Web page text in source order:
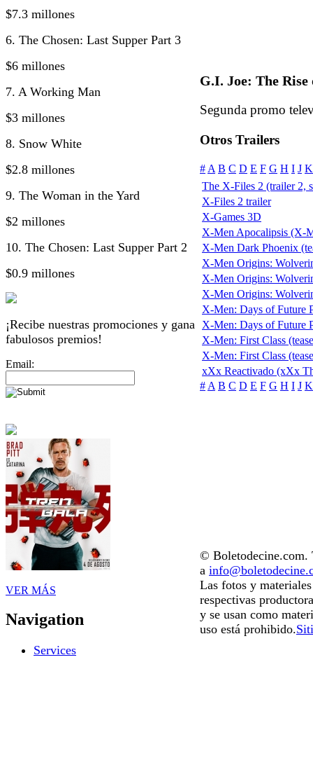
$7.3 millones
6. The Chosen: Last Supper Part 3
$6 millones
7. A Working Man
$3 millones
8. Snow White
$2.8 millones
9. The Woman in the Yard
$2 millones
10. The Chosen: Last Supper Part 2
$0.9 millones
¡Recibe nuestras promociones y gana
fabulosos premios!
Email:
VER MÁS
Navigation
Services
G.I. Joe: The
Segunda promo
Otros Trailers
# A B C D E F G H I J K
The X-Files 2 (trailer 2,
X-Files 2 trailer
X-Games 3D
X-Men Apocalipsis (X-
X-Men Dark Phoenix
X-Men Origins:
X-Men Origins:
X-Men Origins:
X-Men: Days of Future
X-Men: Days of Future
X-Men: First Class
X-Men: First Class
xXx Reactivado (xXx
# A B C D E F G H I J K
© Boletodecine.com.
a
Las fotos y
respectivas
y se usan como
uso está prohibido.